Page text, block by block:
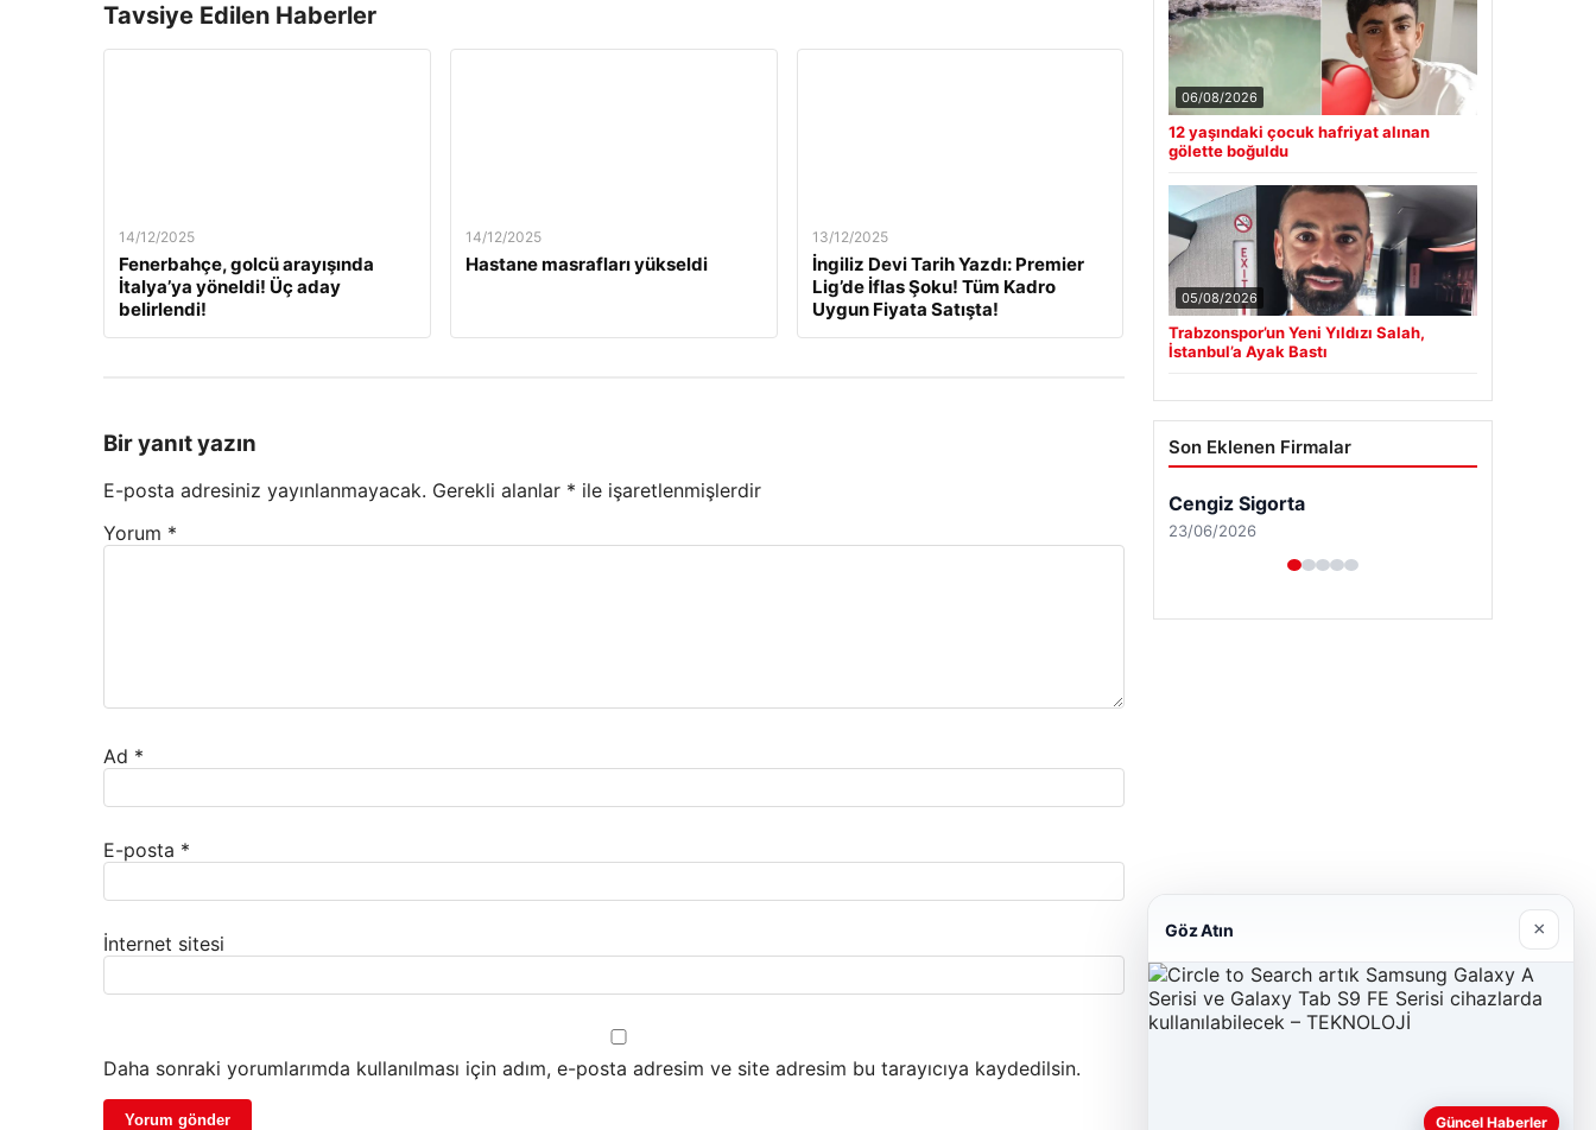
Tavsiye Edilen Haberler
14/12/2025
Fenerbahçe, golcü arayışında
İtalya’ya yöneldi! Üç aday
belirlendi!
14/12/2025
Hastane masrafları yükseldi
13/12/2025
İngiliz Devi Tarih Yazdı: Premier
Lig’de İflas Şoku! Tüm Kadro
Uygun Fiyata Satışta!
Bir yanıt yazın
E-posta adresiniz yayınlanmayacak. Gerekli alanlar * ile işaretlenmişlerdir
Yorum *
Ad *
E-posta *
İnternet sitesi
Daha sonraki yorumlarımda kullanılması için adım, e-posta adresim ve site adresim bu tarayıcıya kaydedilsin.
06/08/2026
12 yaşındaki çocuk hafriyat alınan
gölette boğuldu
05/08/2026
Trabzonspor’un Yeni Yıldızı Salah,
İstanbul’a Ayak Bastı
Son Eklenen Firmalar
Cengiz Sigorta
23/06/2026
Göz Atın ×
Güncel Haberler